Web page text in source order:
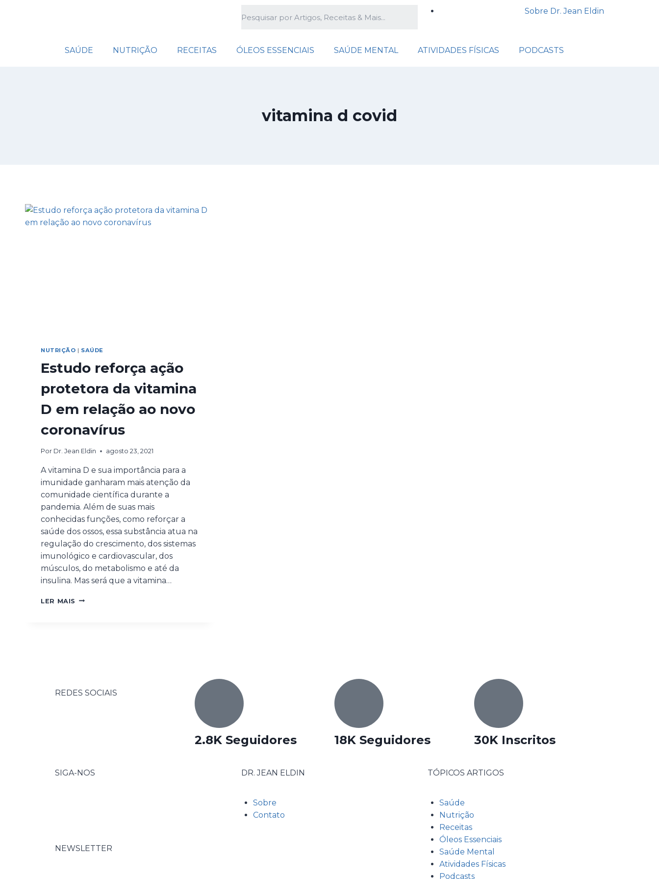
Sobre Dr. Jean Eldin
SAÚDE NUTRIÇÃO RECEITAS ÓLEOS ESSENCIAIS SAÚDE MENTAL ATIVIDADES FÍSICAS PODCASTS
vitamina d covid
NUTRIÇÃO | SAÚDE
Estudo reforça ação
protetora da vitamina
D em relação ao novo
coronavírus
Por Dr. Jean Eldin agosto 23, 2021
A vitamina D e sua importância para a
imunidade ganharam mais atenção da
comunidade científica durante a
pandemia. Além de suas mais
conhecidas funções, como reforçar a
saúde dos ossos, essa substância atua na
regulação do crescimento, dos sistemas
imunológico e cardiovascular, dos
músculos, do metabolismo e até da
insulina. Mas será que a vitamina…
LER MAIS
REDES SOCIAIS
2.8K Seguidores 18K Seguidores 30K Inscritos
SIGA-NOS
NEWSLETTER
DR. JEAN ELDIN
Sobre
Contato
TÓPICOS ARTIGOS
Saúde
Nutrição
Receitas
Óleos Essenciais
Saúde Mental
Atividades Físicas
Podcasts